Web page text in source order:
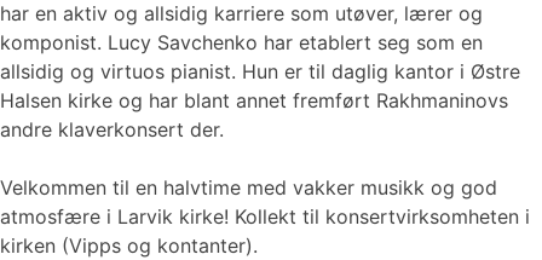
har en aktiv og allsidig karriere som utøver, lærer og
komponist. Lucy Savchenko har etablert seg som en
allsidig og virtuos pianist. Hun er til daglig kantor i Østre
Halsen kirke og har blant annet fremført Rakhmaninovs
andre klaverkonsert der.
Velkommen til en halvtime med vakker musikk og god
atmosfære i Larvik kirke! Kollekt til konsertvirksomheten i
kirken (Vipps og kontanter).